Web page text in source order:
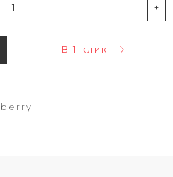
+
В 1 клик